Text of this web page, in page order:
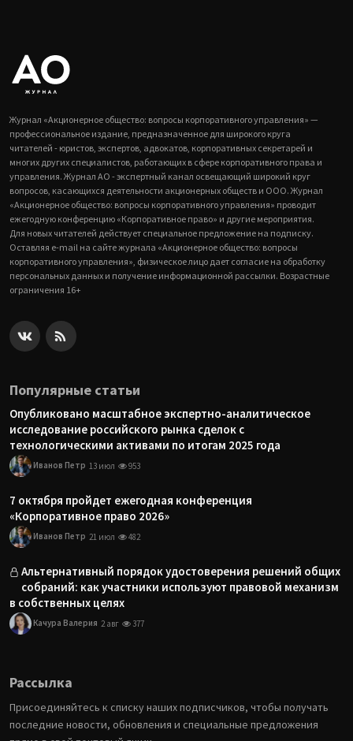
Журнал «Акционерное общество: вопросы корпоративного управления» —
профессиональное издание, предназначенное для широкого круга
читателей - юристов, экспертов, адвокатов, корпоративных секретарей и
многих других специалистов, работающих в сфере корпоративного права и
управления. Журнал АО - экспертный канал освещающий широкий круг
вопросов, касающихся деятельности акционерных обществ и ООО. Журнал
«Акционерное общество: вопросы корпоративного управления» проводит
ежегодную конференцию «Корпоративное право» и другие мероприятия.
Для новых читателей действует специальное предложение на подписку.
Оставляя e-mail на сайте журнала «Акционерное общество: вопросы
корпоративного управления», физическое лицо дает согласие на обработку
персональных данных и получение информационной рассылки. Возрастные
ограничения 16+
Популярные статьи
Опубликовано масштабное экспертно-аналитическое
исследование российского рынка сделок с
технологическими активами по итогам 2025 года
Иванов Петр 13 июл 953
7 октября пройдет ежегодная конференция
«Корпоративное право 2026»
Иванов Петр 21 июл 482
Альтернативный порядок удостоверения решений общих
собраний: как участники используют правовой механизм
в собственных целях
Качура Валерия 2 авг 377
Рассылка
Присоединяйтесь к списку наших подписчиков, чтобы получать
последние новости, обновления и специальные предложения